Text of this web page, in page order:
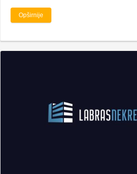
Opširnije